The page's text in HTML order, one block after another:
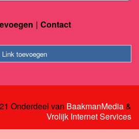
Contact
Link toevoegen
Onderdeel van BaakmanMedia&
Vrolijk Internet Services